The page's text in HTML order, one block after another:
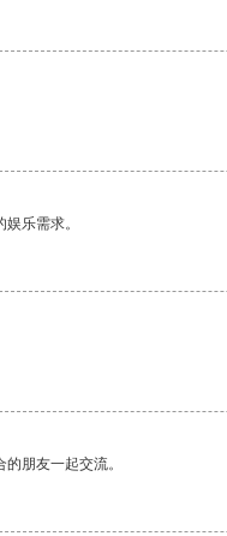
乐需求。
朋友一起交流。